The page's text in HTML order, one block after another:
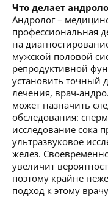
Что делает
Андролог –
профессиональная
на
мужской половой
репродуктивной
установить точный
лечения, врач-
может назначить
обследования:
исследование сока
ультразвуковое
желез.
увеличит
поэтому крайне
подход к этому